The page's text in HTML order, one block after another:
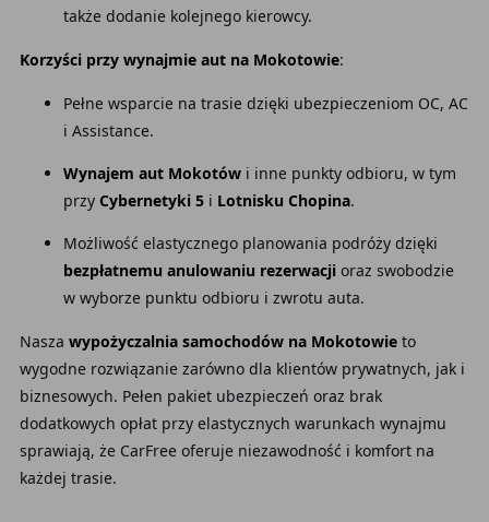
także dodanie kolejnego kierowcy.
Korzyści przy wynajmie aut na Mokotowie:
Pełne wsparcie na trasie dzięki ubezpieczeniom OC, AC
i Assistance.
Wynajem aut Mokotówi inne punkty odbioru, w tym
przy Cybernetyki 5i Lotnisku Chopina.
Możliwość elastycznego planowania podróży dzięki
bezpłatnemu anulowaniu rezerwacjioraz swobodzie
w wyborze punktu odbioru i zwrotu auta.
Nasza wypożyczalnia samochodów na Mokotowieto
wygodne rozwiązanie zarówno dla klientów prywatnych, jak i
biznesowych. Pełen pakiet ubezpieczeń oraz brak
dodatkowych opłat przy elastycznych warunkach wynajmu
sprawiają, że CarFree oferuje niezawodność i komfort na
każdej trasie.